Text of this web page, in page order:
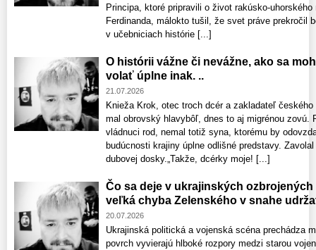
Principa, ktoré pripravili o život rakúsko-
Ferdinanda, málokto tušil, že svet práve prekročil
v učebniciach histórie [...]
O histórii vážne či nevážne, ako sa
volať úplne inak. ..
21.07.2026
Knieža Krok, otec troch dcér a zakladateľ
mal obrovský hlavybôľ, dnes to aj migrénou zovú.
vládnuci rod, nemal totiž syna, ktorému by
budúcnosti krajiny úplne odlišné predstavy.
dubovej dosky.„Takže, dcérky moje! [...]
Čo sa deje v ukrajinských
veľká chyba Zelenského v snahe
20.07.2026
Ukrajinská politická a vojenská scéna prechádza
povrch vyvierajú hlboké rozpory medzi starou